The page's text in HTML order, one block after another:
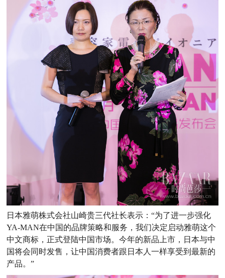
日本雅萌株式会社山崎贵三代社长表示：“为了进一步强化
YA-MAN在中国的品牌策略和服务，我们决定启动雅萌这个
中文商标，正式登陆中国市场。今年的新品上市，日本与中
国将会同时发售，让中国消费者跟日本人一样享受到最新的
产品。”